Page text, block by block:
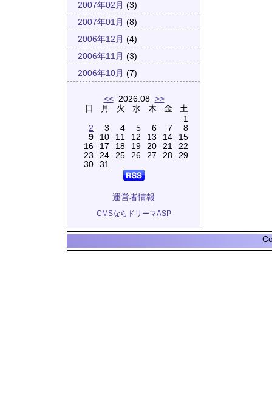
2007年02月 (3)
2007年01月 (8)
2006年12月 (4)
2006年11月 (3)
2006年10月 (7)
<<2026.08 >>
日
2
9
16
23
30
月
3
10
17
24
31
火
4
11
18
25
水
5
12
19
26
木
6
13
20
27
金
7
14
21
28
土
1
8
15
22
29
運営者情報
CMSならドリーマASP